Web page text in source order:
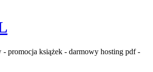
promocja książek - darmowy hosting pdf -